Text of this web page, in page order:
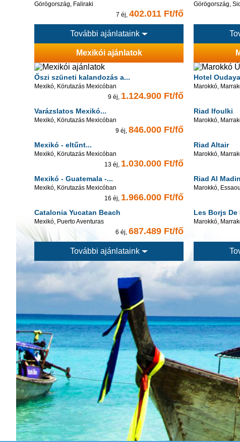
Görögország, Faliraki
7 éj, 402.011 Ft/fő
További ajánlataink
Görögország,
Mexikói ajánlatok
Őszi szüneti kalandozás a...
Mexikó, Körutazás Mexicóban
9 éj, 1.124.900 Ft/fő
Varázslatos Mexikó...
Mexikó, Körutazás Mexicóban
9 éj, 846.000 Ft/fő
Mexikó - eltűnt...
Mexikó, Körutazás Mexicóban
13 éj, 1.030.000 Ft/fő
Mexikó - Guatemala -...
Mexikó, Körutazás Mexicóban
16 éj, 1.966.000 Ft/fő
Catalonia Yucatan Beach
Mexikó, Puerto Aventuras
6 éj, 687.489 Ft/fő
További ajánlataink
Hotel Oudaya
Marokkó,
Riad Ifoulki
Marokkó,
Riad Altair
Marokkó,
Riad Al
Marokkó,
Les Borjs De
Marokkó,